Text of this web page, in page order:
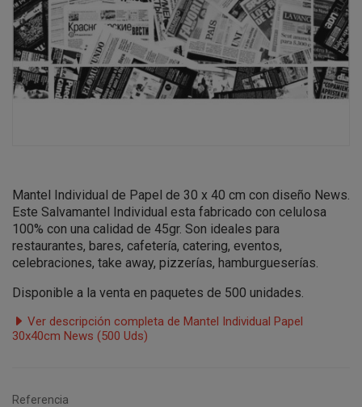
Mantel Individual de Papel de 30 x 40 cm con diseño News.
Este Salvamantel Individual esta fabricado con celulosa
100% con una calidad de 45gr. Son ideales para
restaurantes, bares, cafetería, catering, eventos,
celebraciones, take away, pizzerías, hamburgueserías.
Disponible a la venta en paquetes de 500 unidades.
Ver descripción completa de Mantel Individual Papel
30x40cm News (500 Uds)
Referencia